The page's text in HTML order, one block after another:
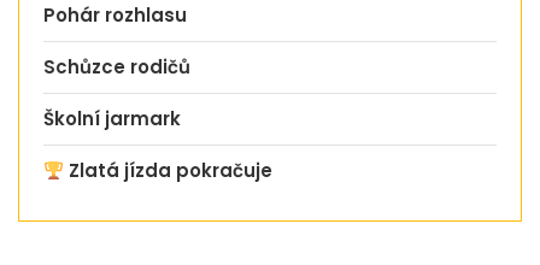
Pohár rozhlasu
Schůzce rodičů
Školní jarmark
Zlatá jízda pokračuje